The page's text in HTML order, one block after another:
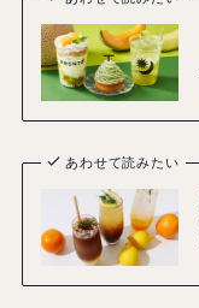
あわせて読みたい